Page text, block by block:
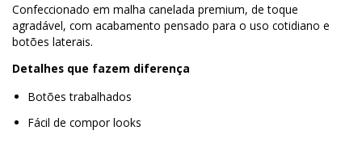
Confeccionado em malha canelada premium, de toque
agradável, com acabamento pensado para o uso cotidiano e
botões laterais.
Detalhes que fazem diferença
Botões trabalhados
Fácil de compor looks